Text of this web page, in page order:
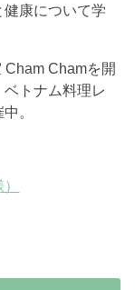
康について学
Cham Chamを開
トナム料理レ
。